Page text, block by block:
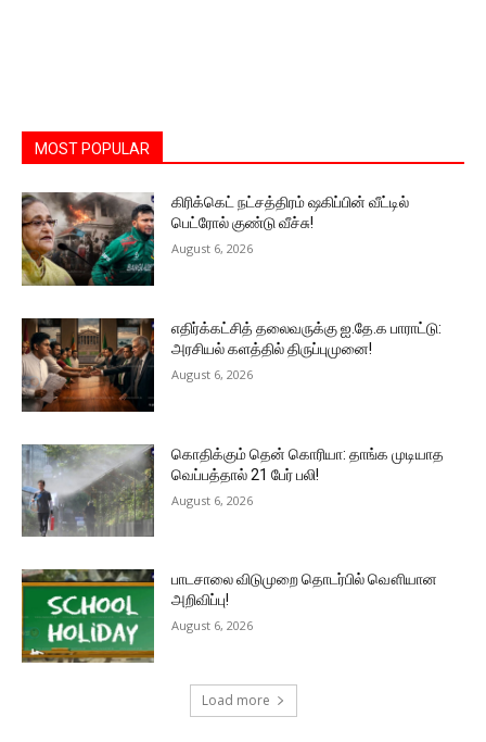
MOST POPULAR
கிரிக்கெட் நட்சத்திரம் ஷகிப்பின் வீட்டில்
பெட்ரோல் குண்டு வீச்சு!
August 6, 2026
எதிர்க்கட்சித் தலைவருக்கு ஐ.தே.க பாராட்டு:
அரசியல் களத்தில் திருப்புமுனை!
August 6, 2026
கொதிக்கும் தென் கொரியா: தாங்க முடியாத
வெப்பத்தால் 21 பேர் பலி!
August 6, 2026
பாடசாலை விடுமுறை தொடர்பில் வௌியான
அறிவிப்பு!
August 6, 2026
Load more